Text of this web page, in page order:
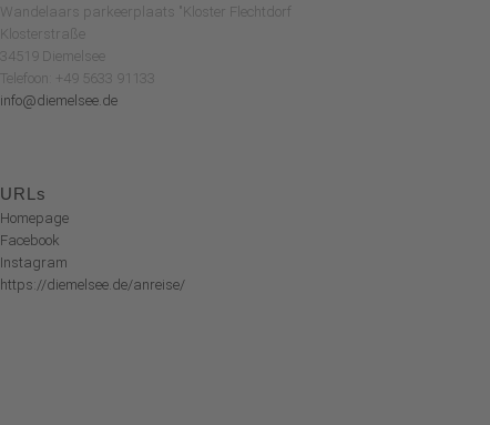
Wandelaars parkeerplaats "Kloster Flechtdorf
Klosterstraße
34519 Diemelsee
Telefoon: +49 5633 91133
info@diemelsee.de
URLs
Homepage
Facebook
Instagram
https://diemelsee.de/anreise/